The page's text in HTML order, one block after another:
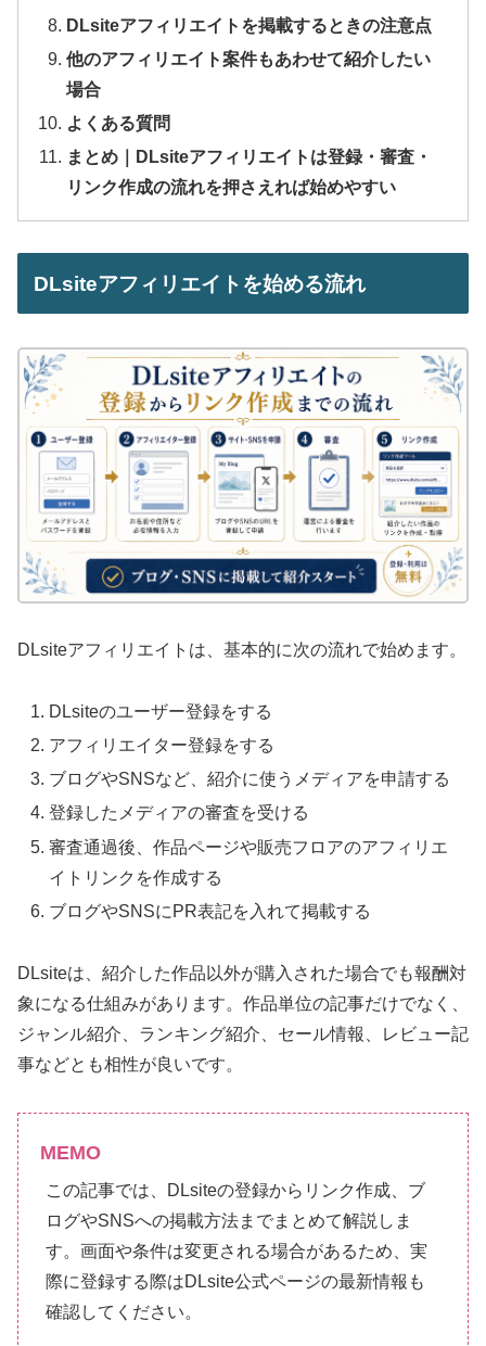
DLsiteアフィリエイトを掲載するときの注意点
他のアフィリエイト案件もあわせて紹介したい
場合
よくある質問
まとめ｜DLsiteアフィリエイトは登録・審査・
リンク作成の流れを押さえれば始めやすい
DLsiteアフィリエイトを始める流れ
DLsiteアフィリエイトは、基本的に次の流れで始めます。
DLsiteのユーザー登録をする
アフィリエイター登録をする
ブログやSNSなど、紹介に使うメディアを申請する
登録したメディアの審査を受ける
審査通過後、作品ページや販売フロアのアフィリエ
イトリンクを作成する
ブログやSNSにPR表記を入れて掲載する
DLsiteは、紹介した作品以外が購入された場合でも報酬対
象になる仕組みがあります。作品単位の記事だけでなく、
ジャンル紹介、ランキング紹介、セール情報、レビュー記
事などとも相性が良いです。
MEMO
この記事では、DLsiteの登録からリンク作成、ブ
ログやSNSへの掲載方法までまとめて解説しま
す。画面や条件は変更される場合があるため、実
際に登録する際はDLsite公式ページの最新情報も
確認してください。